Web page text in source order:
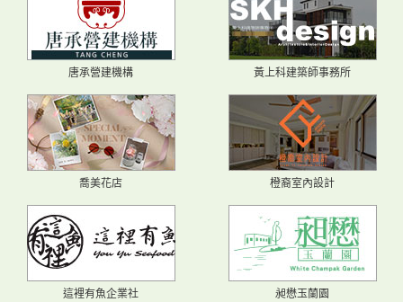
唐承營建機構 黃上科建築師事務所
喬美花店 橙裔室內設計
這裡有魚企業社 昶懋玉蘭園